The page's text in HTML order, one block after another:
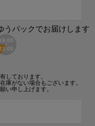
うパックでお届けします
しております。
庫がない場合もございます。
い申し上げます。